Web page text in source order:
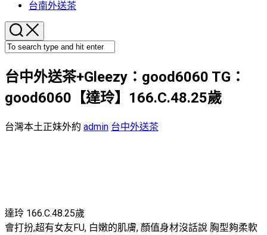
台南外送茶
台中外送茶+Gleezy：good6060 TG：
good6060【達玲】166.C.48.25歲
台灣本土正妹外約 admin 台中外送茶
達玲 166.C.48.25歲
會打扮,超有女友FU, 白嫩的肌膚, 顏值身材沒話說 胸型夠柔軟